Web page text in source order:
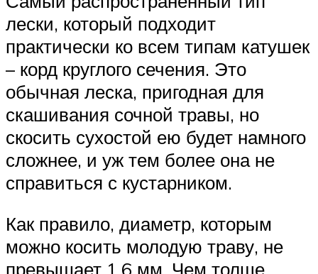
лески, который подходит
практически ко всем типам катушек
– корд круглого сечения. Это
обычная леска, пригодная для
скашивания сочной травы, но
скосить сухостой ею будет намного
сложнее, и уж тем более она не
справиться с кустарником.
Как правило, диаметр, которым
можно косить молодую траву, не
превышает 1,6 мм. Чем толще